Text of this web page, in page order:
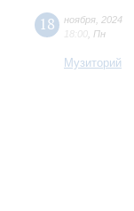
18 ноября 2024
18:00 Пн
Музиторий